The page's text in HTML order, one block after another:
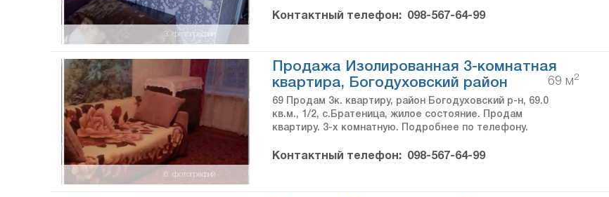
фотографии
3
Контактный телефон: 098-567-64-99
фотографий
6
Продажа Изолированная 3-комнатная
квартира, Богодуховский район
69 м2
69 Продам 3к. квартиру, район Богодуховский р-н, 69.0
кв.м., 1/2, с.Братеница, жилое состояние. Продам
квартиру. 3-х комнатную. Подробнее по телефону.
Контактный телефон: 098-567-64-99